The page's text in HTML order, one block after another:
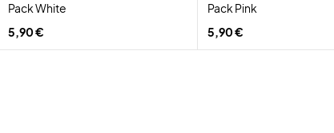
Pack White
5,90 €
Pack Pink
5,90 €